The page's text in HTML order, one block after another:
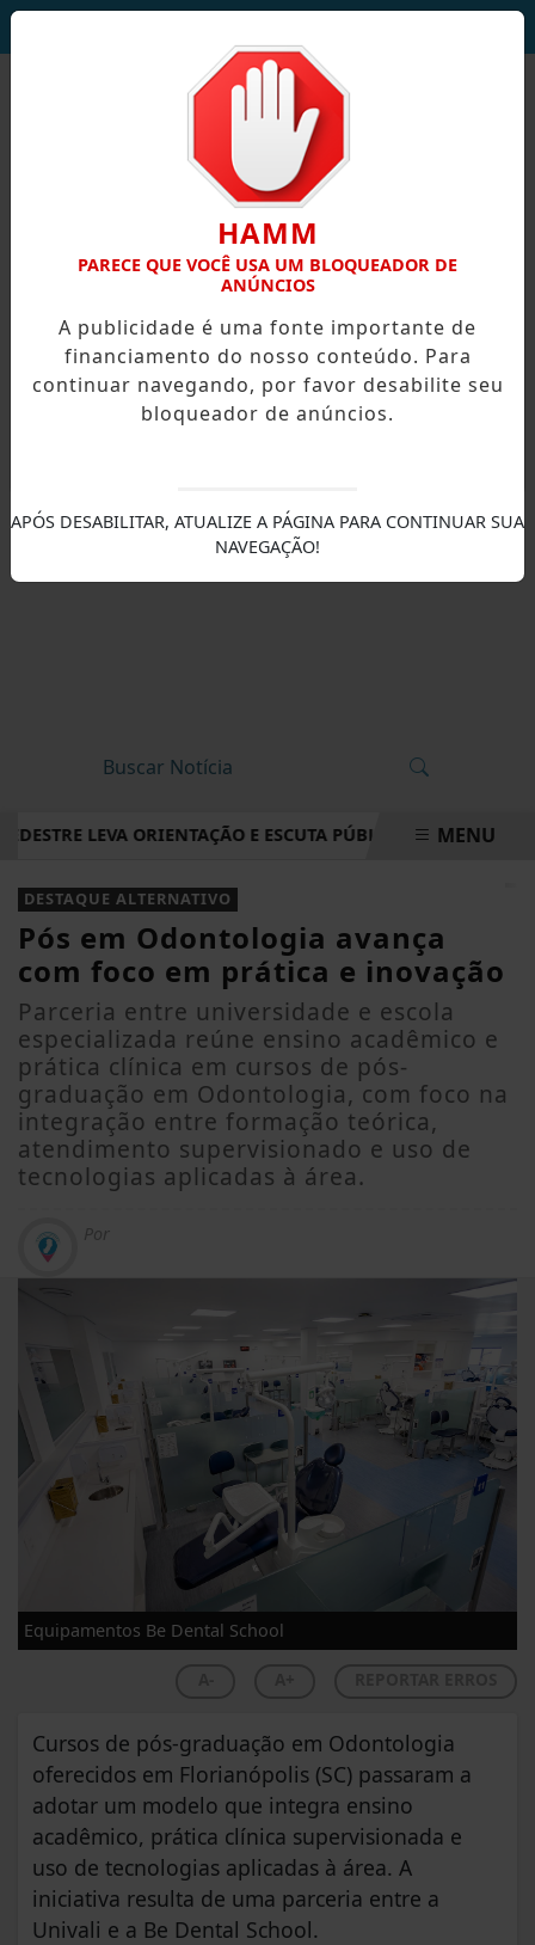
LEVA ORIENTAÇÃO E ESCUTA PÚBLICA A VILA NOVA DE
EM ALTA
MENU
DESTAQUE ALTERNATIVO
Pós em Odontologia avança
com foco em prática e inovação
Parceria entre universidade e escola
especializada reúne ensino acadêmico e
prática clínica em cursos de pós-
graduação em Odontologia, com foco na
integração entre formação teórica,
atendimento supervisionado e uso de
tecnologias aplicadas à área.
Por
Equipamentos Be Dental School
Cursos de pós-graduação em Odontologia
oferecidos em Florianópolis (SC) passaram a
adotar um modelo que integra ensino
acadêmico, prática clínica supervisionada e
uso de tecnologias aplicadas à área. A
iniciativa resulta de uma parceria entre a
Univali e a Be Dental School.
HAMM
PARECE QUE VOCÊ USA UM BLOQUEADOR DE
ANÚNCIOS
A publicidade é uma fonte importante de
financiamento do nosso conteúdo. Para
continuar navegando, por favor desabilite seu
bloqueador de anúncios.
APÓS DESABILITAR, ATUALIZE A PÁGINA PARA CONTINUAR SUA
NAVEGAÇÃO!